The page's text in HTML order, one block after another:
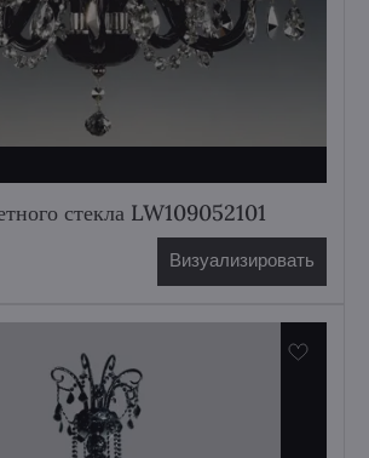
стекла LW109052101
Визуализировать